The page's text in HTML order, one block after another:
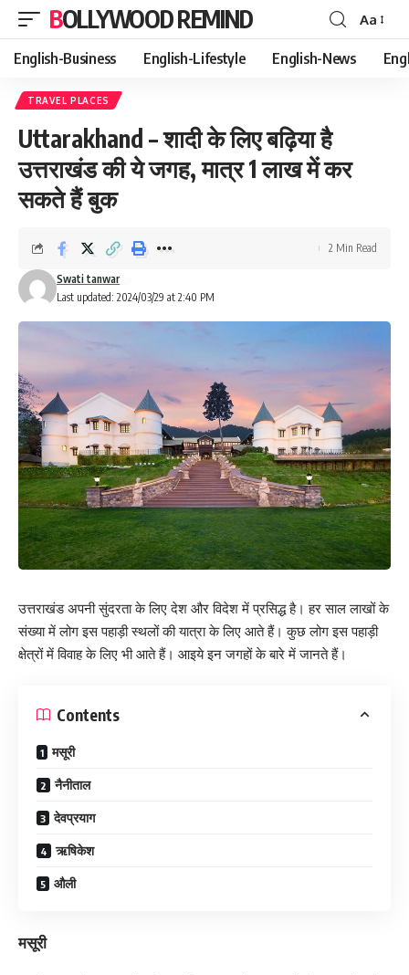
BOLLYWOOD REMIND
Font
Resizer
Aa
English-Business English-Lifestyle English-News
TRAVEL PLACES
Uttarakhand – शादी के लिए बढ़िया है
उत्तराखंड की ये जगह, मात्र 1 लाख में कर
सकते हैं बुक
Last updated: 2024/03/29 at 2:40 PM
Swati tanwar
2 Min Read
उत्तराखंड अपनी सुंदरता के लिए देश और विदेश में प्रसिद्ध है। हर साल लाखों के
संख्या में लोग इस पहाड़ी स्थलों की यात्रा के लिए आते हैं। कुछ लोग इस पहाड़ी
क्षेत्रों में विवाह के लिए भी आते हैं। आइये इन जगहों के बारे में जानते हैं।
Contents
मसूरी
नैनीताल
देवप्रयाग
ऋषिकेश
औली
मसूरी